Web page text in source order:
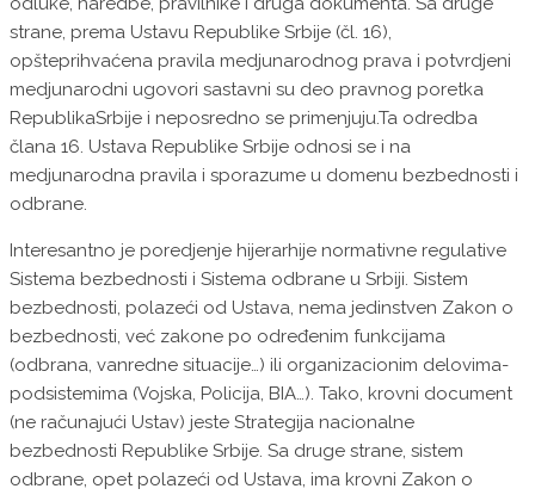
strane, prema Ustavu Republike Srbije (čl. 16),
opšteprihvaćena pravila medjunarodnog prava i potvrdjeni
medjunarodni ugovori sastavni su deo pravnog poretka
RepublikaSrbije i neposredno se primenjuju.Ta odredba
člana 16. Ustava Republike Srbije odnosi se i na
medjunarodna pravila i sporazume u domenu bezbednosti i
odbrane.
Interesantno je poredjenje hijerarhije normativne regulative
Sistema bezbednosti i Sistema odbrane u Srbiji. Sistem
bezbednosti, polazeći od Ustava, nema jedinstven Zakon o
bezbednosti, već zakone po određenim funkcijama
(odbrana, vanredne situacije…) ili organizacionim delovima-
podsistemima (Vojska, Policija, BIA…). Tako, krovni document
(ne računajući Ustav) jeste Strategija nacionalne
bezbednosti Republike Srbije. Sa druge strane, sistem
odbrane, opet polazeći od Ustava, ima krovni Zakon o